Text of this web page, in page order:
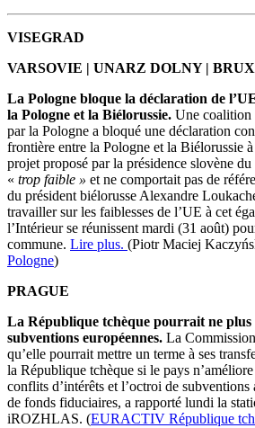
VISEGRAD
VARSOVIE | UNARZ DOLNY |
La Pologne bloque la déclaration de
la Pologne et la Biélorussie. Une coalition
par la Pologne a bloqué une déclaration
frontière entre la Pologne et la Biélorussie
projet proposé par la présidence slovène
« trop faible » et ne comportait pas de
du président biélorusse Alexandre
travailler sur les faiblesses de l’UE à cet
l’Intérieur se réunissent mardi (31 août)
commune. Lire plus. (Piotr Maciej
Pologne)
PRAGUE
La République tchèque pourrait ne plus
subventions européennes. La
qu’elle pourrait mettre un terme à ses
la République tchèque si le pays
conflits d’intérêts et l’octroi de subventions
de fonds fiduciaires, a rapporté lundi la
iROZHLAS. (EURACTIV République